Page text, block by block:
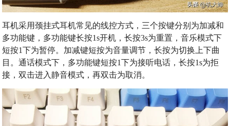
耳机采用颈挂式耳机常见的线控方式，三个按键分别为加减和
多功能键，多功能键长按1s开机，长按3s为重置，音乐模式下
短按1下为暂停。加减键短按为音量调节，长按为切换上下曲
目。通话模式下，多功能键短按1下为接听电话，长按1s为拒
接，双击进入静音模式，再双击为取消。